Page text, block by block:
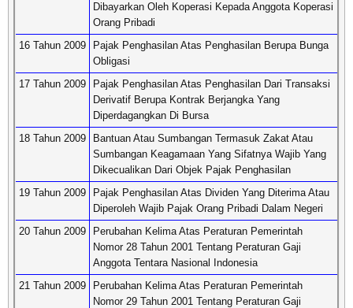
Dibayarkan Oleh Koperasi Kepada Anggota Koperasi
Orang Pribadi
16 Tahun 2009
Pajak Penghasilan Atas Penghasilan Berupa Bunga
Obligasi
17 Tahun 2009
Pajak Penghasilan Atas Penghasilan Dari Transaksi
Derivatif Berupa Kontrak Berjangka Yang
Diperdagangkan Di Bursa
18 Tahun 2009
Bantuan Atau Sumbangan Termasuk Zakat Atau
Sumbangan Keagamaan Yang Sifatnya Wajib Yang
Dikecualikan Dari Objek Pajak Penghasilan
19 Tahun 2009
Pajak Penghasilan Atas Dividen Yang Diterima Atau
Diperoleh Wajib Pajak Orang Pribadi Dalam Negeri
20 Tahun 2009
Perubahan Kelima Atas Peraturan Pemerintah
Nomor 28 Tahun 2001 Tentang Peraturan Gaji
Anggota Tentara Nasional Indonesia
21 Tahun 2009
Perubahan Kelima Atas Peraturan Pemerintah
Nomor 29 Tahun 2001 Tentang Peraturan Gaji